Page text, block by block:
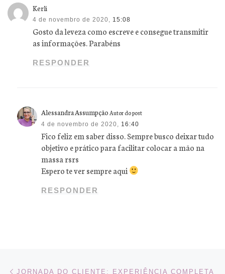
Kerli
4 de novembro de 2020, 15:08
Gosto da leveza como escreve e consegue transmitir
as informações. Parabéns
RESPONDER
Alessandra Assumpção Autor do post
4 de novembro de 2020, 16:40
Fico feliz em saber disso. Sempre busco deixar tudo
objetivo e prático para facilitar colocar a mão na
massa rsrs
Espero te ver sempre aqui
RESPONDER
Navegação do post
JORNADA DO CLIENTE: EXPERIÊNCIA COMPLETA